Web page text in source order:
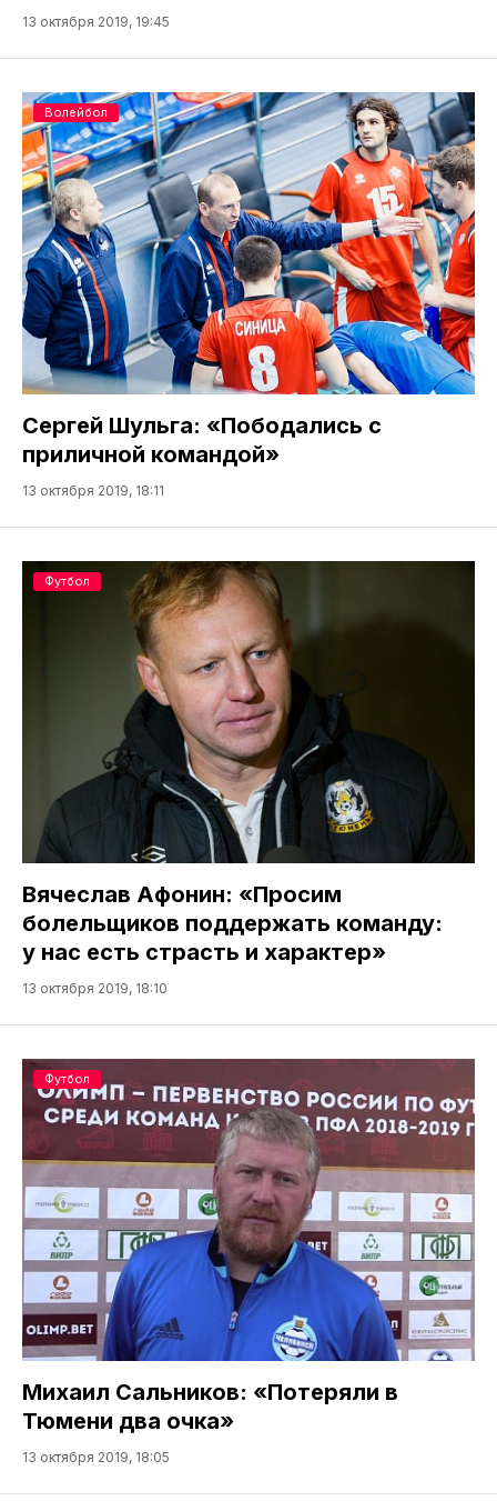
13 октября 2019, 19:45
Сергей Шульга: «Пободались с
приличной командой»
13 октября 2019, 18:11
Волейбол
Вячеслав Афонин: «Просим
болельщиков поддержать команду:
у нас есть страсть и характер»
13 октября 2019, 18:10
Футбол
Михаил Сальников: «Потеряли в
Тюмени два очка»
13 октября 2019, 18:05
Футбол